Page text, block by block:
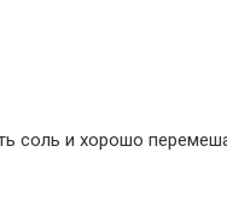
соль и хорошо